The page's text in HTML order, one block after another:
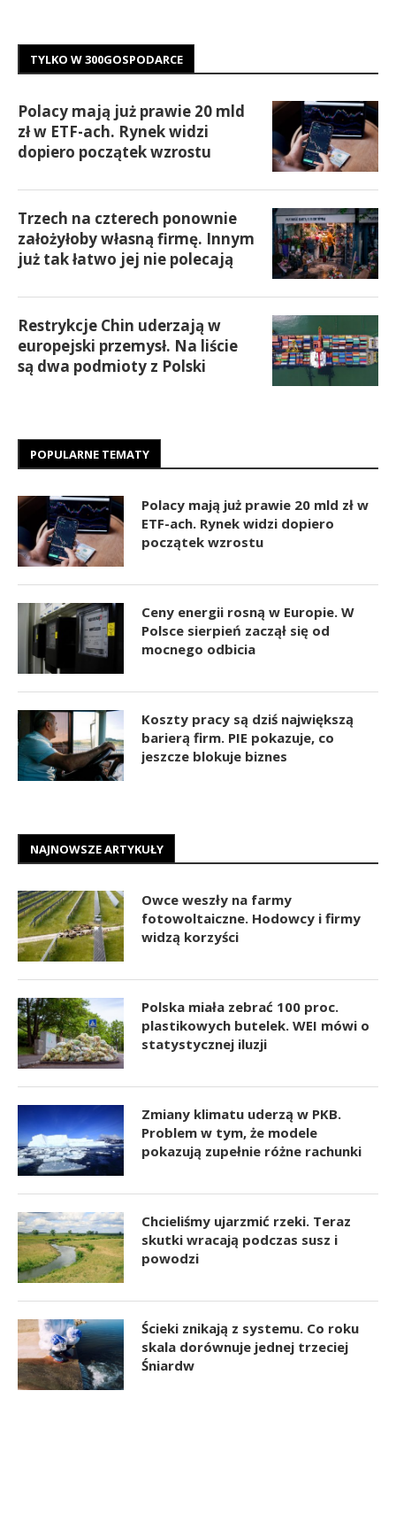
TYLKO W 300GOSPODARCE
Polacy mają już prawie 20 mld
zł w ETF-ach. Rynek widzi
dopiero początek wzrostu
Trzech na czterech ponownie
założyłoby własną firmę. Innym
już tak łatwo jej nie polecają
Restrykcje Chin uderzają w
europejski przemysł. Na liście
są dwa podmioty z Polski
POPULARNE TEMATY
Polacy mają już prawie 20 mld zł w
ETF-ach. Rynek widzi dopiero
początek wzrostu
Ceny energii rosną w Europie. W
Polsce sierpień zaczął się od
mocnego odbicia
Koszty pracy są dziś największą
barierą firm. PIE pokazuje, co
jeszcze blokuje biznes
NAJNOWSZE ARTYKUŁY
Owce weszły na farmy
fotowoltaiczne. Hodowcy i firmy
widzą korzyści
Polska miała zebrać 100 proc.
plastikowych butelek. WEI mówi o
statystycznej iluzji
Zmiany klimatu uderzą w PKB.
Problem w tym, że modele
pokazują zupełnie różne rachunki
Chcieliśmy ujarzmić rzeki. Teraz
skutki wracają podczas susz i
powodzi
Ścieki znikają z systemu. Co roku
skala dorównuje jednej trzeciej
Śniardw